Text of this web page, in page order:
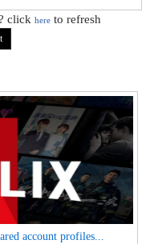
clickhere to refresh
account profiles...